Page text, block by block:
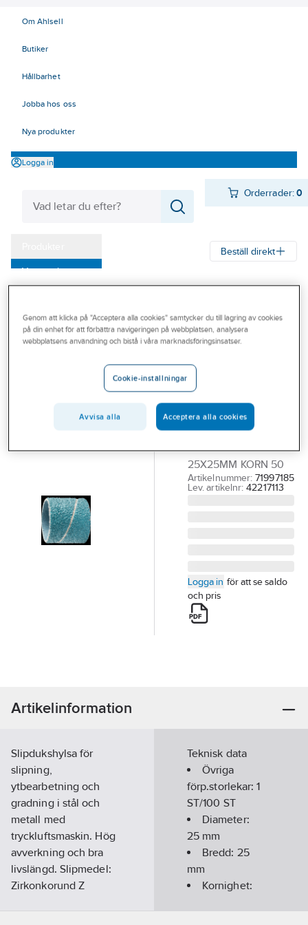
Om Ahlsell
Butiker
Hållbarhet
Jobba hos oss
Nya produkter
Logga in
Orderrader:0
Varumärken
Outlet
Branscher
Beställ direkt
PFERD
Zirkonkorund Z
SLIPDUKSHYLSA
PFERD ZIRKON
ZIRKONKORUND
25X25MM KORN 50
Artikelnummer: 71997185
Lev. artikelnr: 42217113
Logga in för att se saldo
och pris
Artikelinformation
Slipdukshylsa för
slipning,
ytbearbetning och
gradning i stål och
metall med
tryckluftsmaskin. Hög
avverkning och bra
livslängd. Slipmedel:
Zirkonkorund Z
Teknisk data
Övriga
förp.storlekar:1
ST/100 ST
Diameter:
25 mm
Bredd: 25
mm
Kornighet:
Genom att klicka på "Acceptera alla cookies" samtycker du till lagring av cookies
på din enhet för att förbättra navigeringen på webbplatsen, analysera
webbplatsens användning och bistå i våra marknadsföringsinsatser.
Cookie-inställningar
Avvisa alla Acceptera alla cookies